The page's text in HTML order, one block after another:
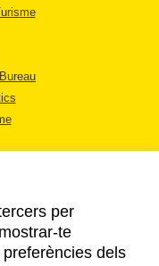
per
te
dels